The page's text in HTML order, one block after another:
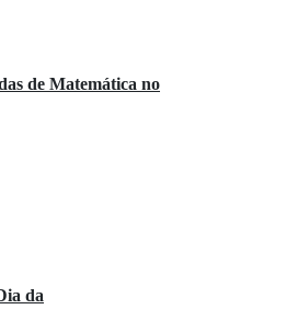
de Matemática no
da